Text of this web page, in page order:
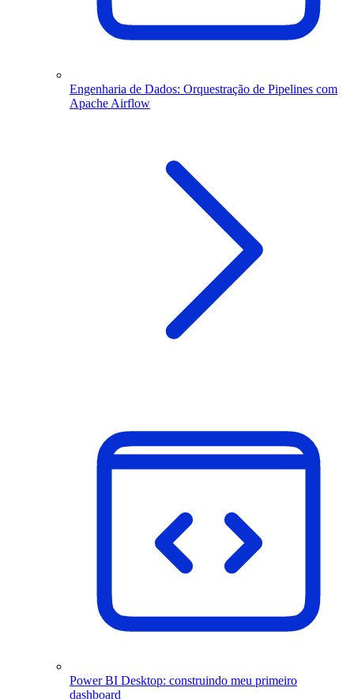
Engenharia de Dados: Orquestração de Pipelines com
Apache Airflow
Power BI Desktop: construindo meu primeiro
dashboard